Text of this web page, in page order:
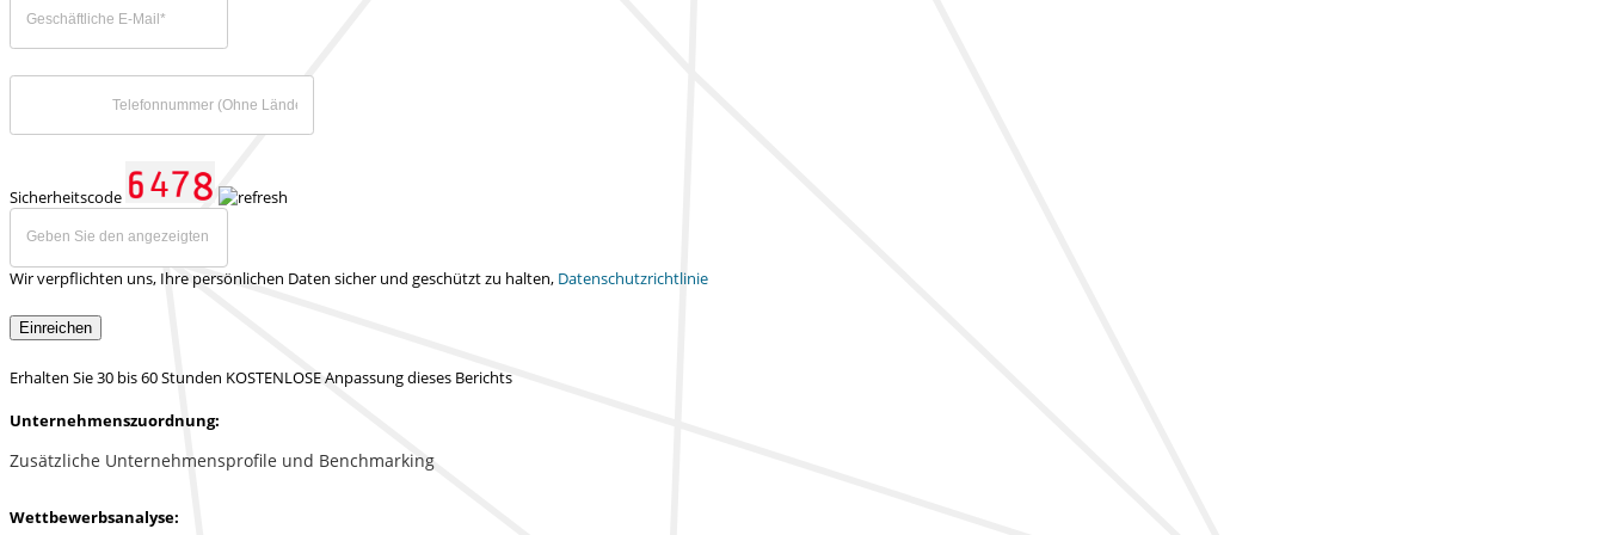
Sicherheitscode
Wir verpflichten uns, Ihre persönlichen Daten sicher und geschützt zu halten, Datenschutzrichtlinie
Einreichen
Erhalten Sie 30 bis 60 Stunden KOSTENLOSE Anpassung dieses Berichts
Unternehmenszuordnung:
Zusätzliche Unternehmensprofile und Benchmarking
Wettbewerbsanalyse: